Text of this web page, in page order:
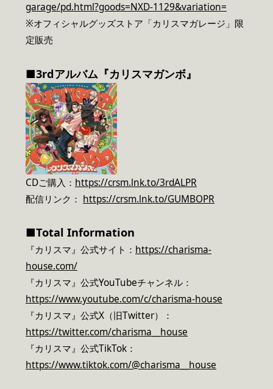
garage/pd.html?goods=NXD-1129&variation=
※オフィシャルグッズストア「カリスマガレージ」限
定販売
■3rdアルバム『カリスマガンボ』
CDご購入： https://crsm.lnk.to/3rdALPR
配信リンク： https://crsm.lnk.to/GUMBOPR
■Total Information
『カリスマ』公式サイト： https://charisma-
house.com/
『カリスマ』公式YouTubeチャンネル：
https://www.youtube.com/c/charisma-house
『カリスマ』公式X（旧Twitter）：
https://twitter.com/charisma__house
『カリスマ』公式TikTok：
https://www.tiktok.com/@charisma__house